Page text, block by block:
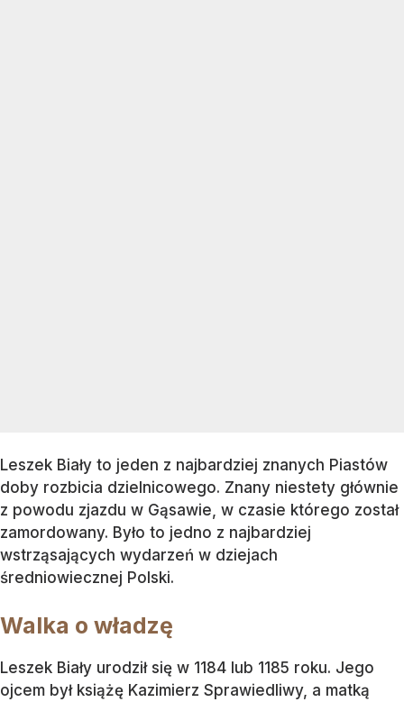
Leszek Biały to jeden z najbardziej znanych Piastów
doby rozbicia dzielnicowego. Znany niestety głównie
z powodu zjazdu w Gąsawie, w czasie którego został
zamordowany. Było to jedno z najbardziej
wstrząsających wydarzeń w dziejach
średniowiecznej Polski.
Walka o władzę
Leszek Biały urodził się w 1184 lub 1185 roku. Jego
ojcem był książę Kazimierz Sprawiedliwy, a matką